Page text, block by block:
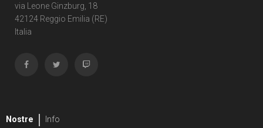
via Leone Ginzburg, 18
42124 Reggio Emilia (RE)
Italia
Nostre Info